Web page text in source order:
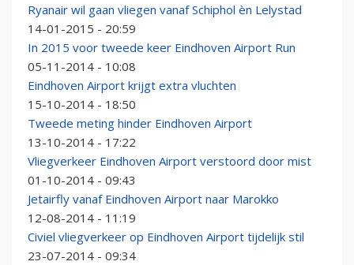
Ryanair wil gaan vliegen vanaf Schiphol èn Lelystad
14-01-2015 - 20:59
In 2015 voor tweede keer Eindhoven Airport Run
05-11-2014 - 10:08
Eindhoven Airport krijgt extra vluchten
15-10-2014 - 18:50
Tweede meting hinder Eindhoven Airport
13-10-2014 - 17:22
Vliegverkeer Eindhoven Airport verstoord door mist
01-10-2014 - 09:43
Jetairfly vanaf Eindhoven Airport naar Marokko
12-08-2014 - 11:19
Civiel vliegverkeer op Eindhoven Airport tijdelijk stil
23-07-2014 - 09:34